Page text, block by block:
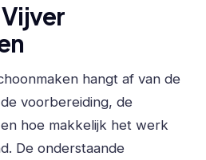
hangt af van de
voorbereiding, de
hoe makkelijk het werk
De onderstaande